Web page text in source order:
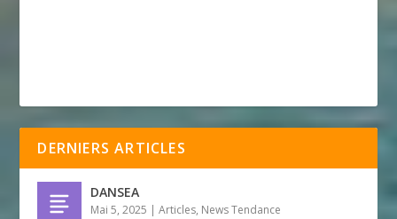
DERNIERS ARTICLES
DANSEA
Mai 5, 2025 |Articles, News Tendance